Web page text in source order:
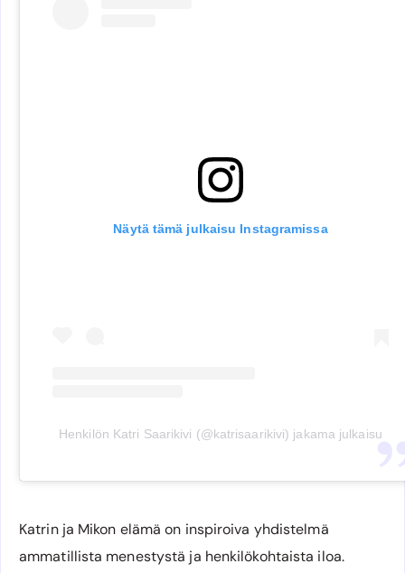
Näytä tämä julkaisu Instagramissa
Henkilön Katri Saarikivi (@katrisaarikivi) jakama julkaisu
Katrin ja Mikon elämä on inspiroiva yhdistelmä
ammatillista menestystä ja henkilökohtaista iloa.